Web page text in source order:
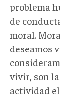
problema
de
moral.
deseamos
vivir, son
actividad